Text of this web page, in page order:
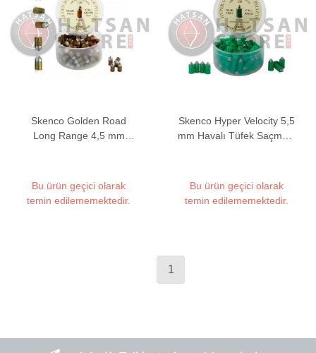
Skenco Golden Road
Long Range 4,5 mm
Bu ürün geçici olarak
temin edilememektedir.
Skenco Hyper Velocity 5,5
mm Havalı Tüfek Saçması
Bu ürün geçici olarak
temin edilememektedir.
1